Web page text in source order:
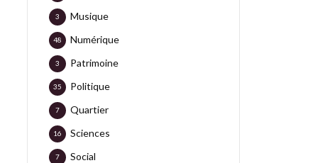
Musique
3
Numérique
48
Patrimoine
3
Politique
35
Quartier
7
Sciences
16
Social
7